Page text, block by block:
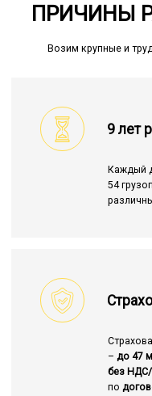
ПРИЧИНЫ
Возим крупные и
9 лет
Каждый
54
– до 47
без
по